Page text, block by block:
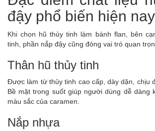
đậy phổ biến hiện nay
Khi chọn hũ thủy tinh làm bánh flan, bên
tinh, phần nắp đậy cũng đóng vai trò quan
Thân hũ thủy tinh
Được làm từ thủy tinh cao cấp, dày dặn, chịu
Bề mặt trong suốt giúp người dùng dễ dàng
màu sắc của caramen.
Nắp nhựa